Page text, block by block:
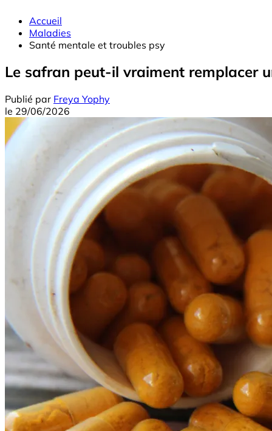
Accueil
Maladies
Santé mentale et troubles psy
Le safran peut-il vraiment remplacer
Publié par Freya Yophy
le 29/06/2026